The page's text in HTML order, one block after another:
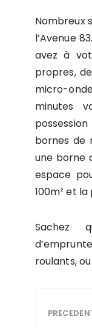
Nombreux
l’Avenue
avez à
propres,
micro-
minutes
bornes de
une borne
espace
100m² et
Sachez
roulants,